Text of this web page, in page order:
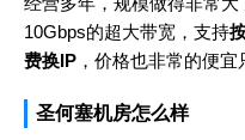
10Gbps的超大带宽，支持
费换IP ，价格也非常的便宜
圣何塞机房怎么样